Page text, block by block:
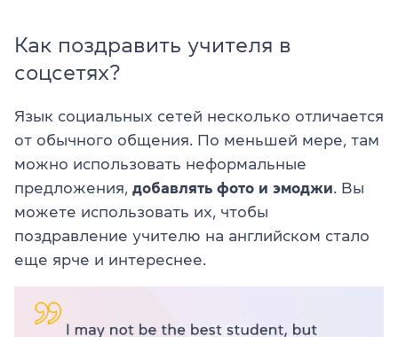
Как поздравить учителя в
соцсетях?
Язык социальных сетей несколько отличается
от обычного общения. По меньшей мере, там
можно использовать неформальные
предложения, добавлять фото и эмоджи. Вы
можете использовать их, чтобы
поздравление учителю на английском стало
еще ярче и интереснее.